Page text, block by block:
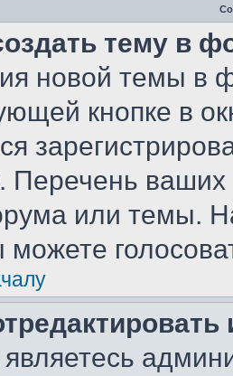
тему в
новой темы в
кнопке в
ваших
или темы.